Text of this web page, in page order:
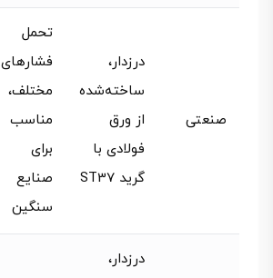
صنعتی
درزدار،
ساخته‌شده
از ورق
فولادی با
گرید ST37
تحمل
فشارهای
مختلف،
مناسب
برای
صنایع
سنگین
درزدار،